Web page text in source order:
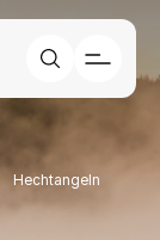
Hechtangeln